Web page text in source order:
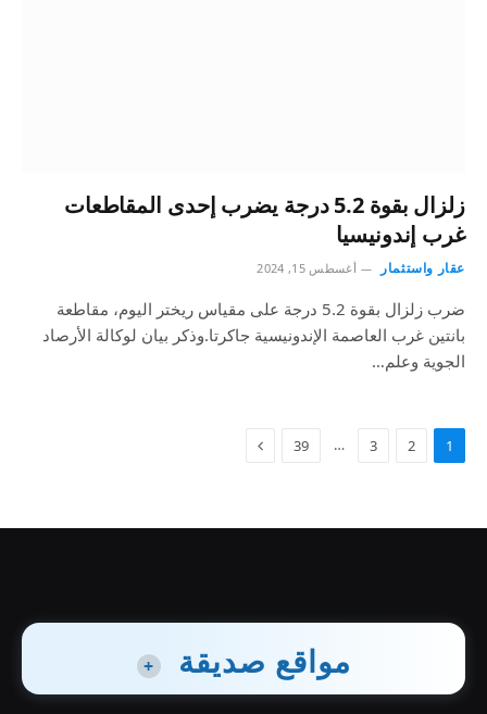
زلزال بقوة 5.2 درجة يضرب إحدى المقاطعات
غرب إندونيسيا
عقار واستثمار أغسطس 15, 2024
ضرب زلزال بقوة 5.2 درجة على مقياس ريختر اليوم، مقاطعة
بانتين غرب العاصمة الإندونيسية جاكرتا.وذكر بيان لوكالة الأرصاد
الجوية وعلم…
1
2
3
…
39
مواقع صديقة +